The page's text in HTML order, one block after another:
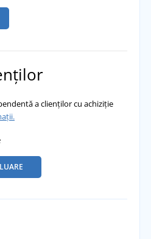
a clienților cu achiziție